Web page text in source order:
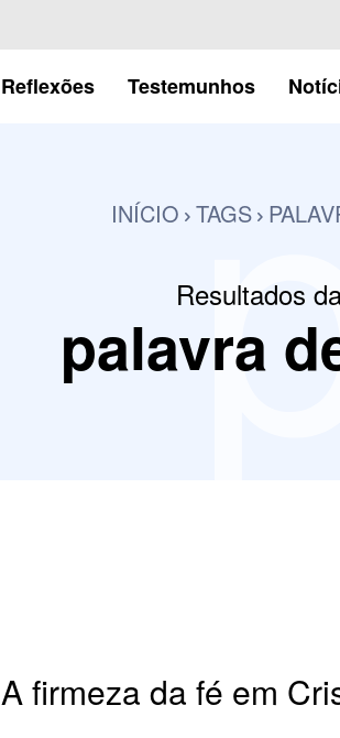
Reflexões Testemunhos
INÍCIO TAGS
Resultados
palavra
A firmeza da fé em